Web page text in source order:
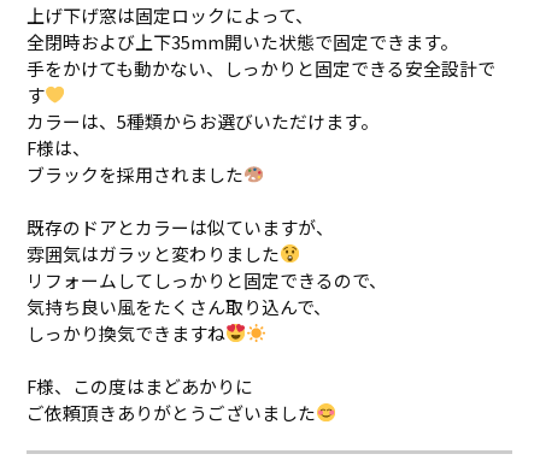
上げ下げ窓は固定ロックによって、
全閉時および上下35mm開いた状態で固定できます。
手をかけても動かない、しっかりと固定できる安全設計で
す
カラーは、5種類からお選びいただけます。
F様は、
ブラックを採用されました
既存のドアとカラーは似ていますが、
雰囲気はガラッと変わりました
リフォームしてしっかりと固定できるので、
気持ち良い風をたくさん取り込んで、
しっかり換気できますね
F様、この度はまどあかりに
ご依頼頂きありがとうございました